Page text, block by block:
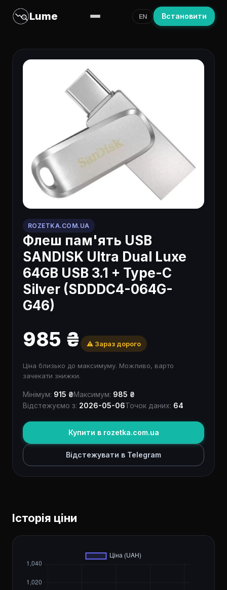
Lume EN Встановити
ROZETKA.COM.UA
Флеш пам'ять USB
SANDISK Ultra Dual Luxe
64GB USB 3.1 + Type-C
Silver (SDDDC4-064G-
G46)
985 ₴ ⚠️ Зараз дорого
Ціна близько до максимуму. Можливо, варто
зачекати знижки.
Мінімум: 915 ₴Максимум: 985 ₴
Відстежуємо з: 2026-05-06Точок даних: 64
Купити в rozetka.com.ua
Відстежувати в Telegram
Історія ціни